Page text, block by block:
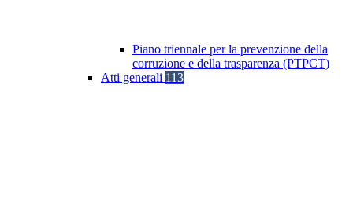
Piano triennale per la prevenzione della
corruzione e della trasparenza (PTPCT)
Atti generali 113